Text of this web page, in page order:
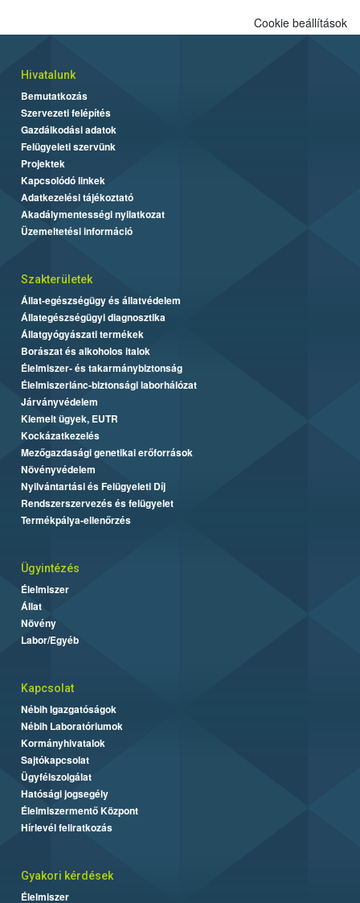
Cookie beállítások
Hivatalunk
Bemutatkozás
Szervezeti felépítés
Gazdálkodási adatok
Felügyeleti szervünk
Projektek
Kapcsolódó linkek
Adatkezelési tájékoztató
Akadálymentességi nyilatkozat
Üzemeltetési információ
Szakterületek
Állat-egészségügy és állatvédelem
Állategészségügyi diagnosztika
Állatgyógyászati termékek
Borászat és alkoholos italok
Élelmiszer- és takarmánybiztonság
Élelmiszerlánc-biztonsági laborhálózat
Járványvédelem
Kiemelt ügyek, EUTR
Kockázatkezelés
Mezőgazdasági genetikai erőforrások
Növényvédelem
Nyilvántartási és Felügyeleti Díj
Rendszerszervezés és felügyelet
Termékpálya-ellenőrzés
Ügyintézés
Élelmiszer
Állat
Növény
Labor/Egyéb
Kapcsolat
Nébih Igazgatóságok
Nébih Laboratóriumok
Kormányhivatalok
Sajtókapcsolat
Ügyfélszolgálat
Hatósági jogsegély
Élelmiszermentő Központ
Hírlevél feliratkozás
Gyakori kérdések
Élelmiszer